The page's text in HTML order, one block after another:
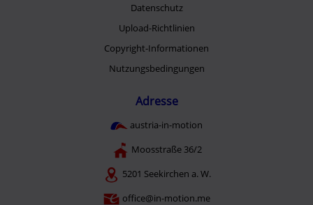
Datenschutz
Upload-Richtlinien
Copyright-Informationen
Nutzungsbedingungen
Adresse
austria-in-motion
Moosstraße 36/2
5201 Seekirchen a. W.
office@in-motion.me